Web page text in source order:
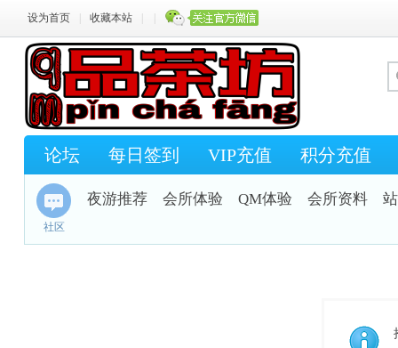
设为首页 收藏本站
论坛 每日签到 VIP充值 积分充值
社区
夜游推荐 会所体验 QM体验 会所资料